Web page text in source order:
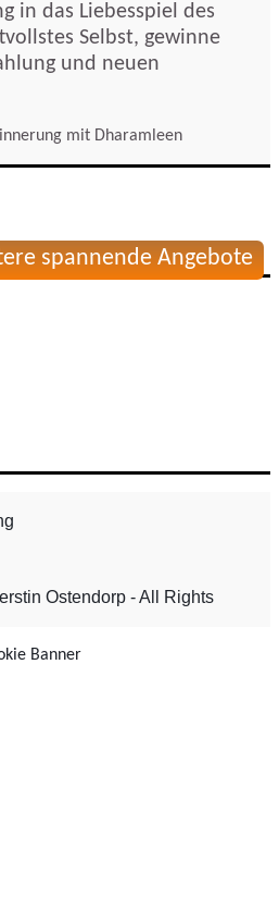
in das Liebesspiel des
Selbst, gewinne
und neuen
mit Dharamleen
spannende Angebote
Ostendorp - All Rights
Banner